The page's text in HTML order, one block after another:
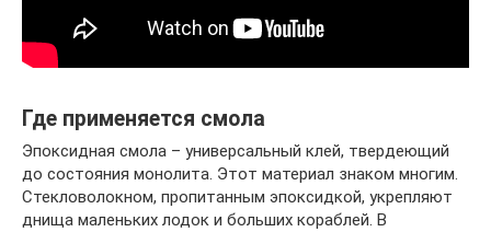
Где применяется смола
Эпоксидная смола – универсальный клей, твердеющий
до состояния монолита. Этот материал знаком многим.
Стекловолокном, пропитанным эпоксидкой, укрепляют
днища маленьких лодок и больших кораблей. В